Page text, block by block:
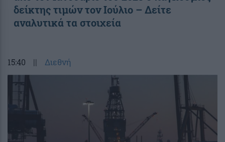
δείκτης τιμών τον Ιούλιο – Δείτε
αναλυτικά τα στοιχεία
15:40 || Διεθνή